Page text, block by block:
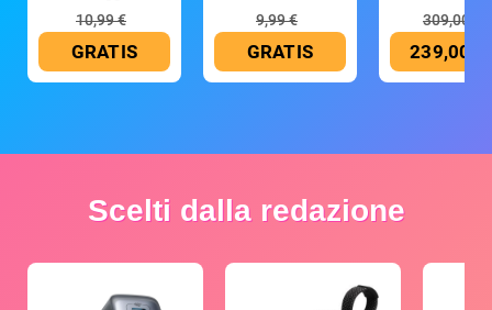
10,99 €
GRATIS
9,99 €
GRATIS
309,00 €
239,00 €
Scelti dalla redazione